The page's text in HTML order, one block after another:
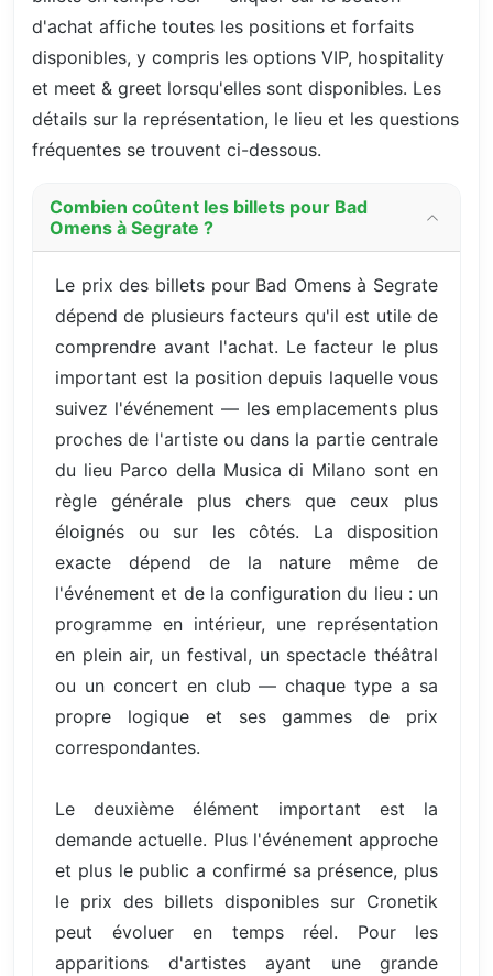
d'achat affiche toutes les positions et forfaits
disponibles, y compris les options VIP, hospitality
et meet & greet lorsqu'elles sont disponibles. Les
détails sur la représentation, le lieu et les questions
fréquentes se trouvent ci-dessous.
Combien coûtent les billets pour Bad
Omens à Segrate ?
Le prix des billets pour Bad Omens à Segrate
dépend de plusieurs facteurs qu'il est utile de
comprendre avant l'achat. Le facteur le plus
important est la position depuis laquelle vous
suivez l'événement — les emplacements plus
proches de l'artiste ou dans la partie centrale
du lieu Parco della Musica di Milano sont en
règle générale plus chers que ceux plus
éloignés ou sur les côtés. La disposition
exacte dépend de la nature même de
l'événement et de la configuration du lieu : un
programme en intérieur, une représentation
en plein air, un festival, un spectacle théâtral
ou un concert en club — chaque type a sa
propre logique et ses gammes de prix
correspondantes.
Le deuxième élément important est la
demande actuelle. Plus l'événement approche
et plus le public a confirmé sa présence, plus
le prix des billets disponibles sur Cronetik
peut évoluer en temps réel. Pour les
apparitions d'artistes ayant une grande